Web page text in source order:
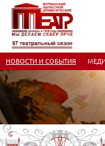
НОВОСТИ И СОБЫТИЯ